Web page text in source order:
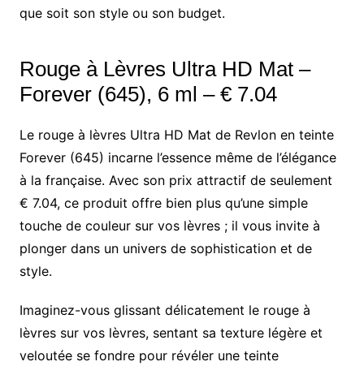
que soit son style ou son budget.
Rouge à Lèvres Ultra HD Mat –
Forever (645), 6 ml – € 7.04
Le rouge à lèvres Ultra HD Mat de Revlon en teinte
Forever (645) incarne l’essence même de l’élégance
à la française. Avec son prix attractif de seulement
€ 7.04, ce produit offre bien plus qu’une simple
touche de couleur sur vos lèvres ; il vous invite à
plonger dans un univers de sophistication et de
style.
Imaginez-vous glissant délicatement le rouge à
lèvres sur vos lèvres, sentant sa texture légère et
veloutée se fondre pour révéler une teinte